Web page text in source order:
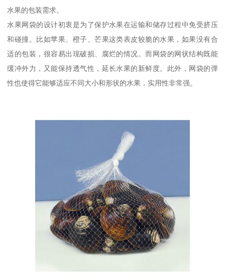
水果的包装需求。
水果网袋的设计初衷是为了保护水果在运输和储存过程中免受挤压
和碰撞。比如苹果、橙子、芒果这类表皮较脆的水果，如果没有合
适的包装，很容易出现破损、腐烂的情况。而网袋的网状结构既能
缓冲外力，又能保持透气性，延长水果的新鲜度。此外，网袋的弹
性也使得它能够适应不同大小和形状的水果，实用性非常强。